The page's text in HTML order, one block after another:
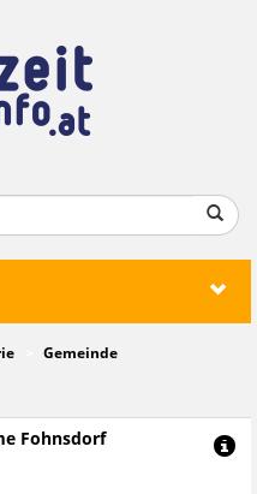
Gemeinde
Fohnsdorf